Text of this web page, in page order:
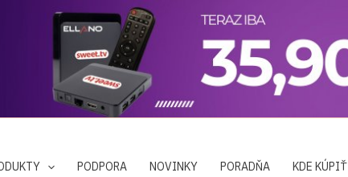
PODPORA NOVINKY PORADŇA KDE KÚPIŤ